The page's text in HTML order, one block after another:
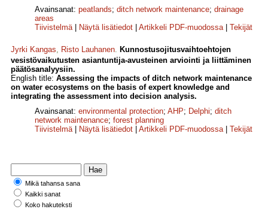
Avainsanat: peatlands; ditch network maintenance; drainage
areas
Tiivistelmä| Näytä lisätiedot Artikkeli PDF-muodossa| Tekijät
Jyrki Kangas, Risto Lauhanen. Kunnostusojitusvaihtoehtojen
vesistövaikutusten asiantuntija-avusteinen arviointi ja liittäminen
päätösanalyysiin.
English title: Assessing the impacts of ditch network maintenance
on water ecosystems on the basis of expert knowledge and
integrating the assessment into decision analysis.
Avainsanat: environmental protection; AHP; Delphi; ditch
network maintenance; forest planning
Tiivistelmä| Näytä lisätiedot Artikkeli PDF-muodossa| Tekijät
Mikä tahansa sana
Kaikki sanat
Koko hakuteksti